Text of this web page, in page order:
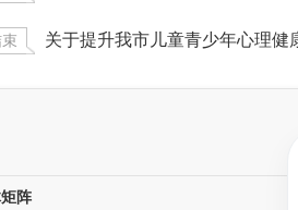
关于提升我市儿童青少年心理健
阵